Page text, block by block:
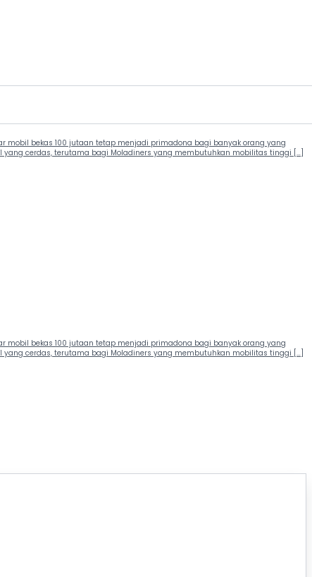
bekas 100 jutaan tetap menjadi primadona bagi banyak orang yang
cerdas, terutama bagi Moladiners yang membutuhkan mobilitas tinggi […]
bekas 100 jutaan tetap menjadi primadona bagi banyak orang yang
cerdas, terutama bagi Moladiners yang membutuhkan mobilitas tinggi […]